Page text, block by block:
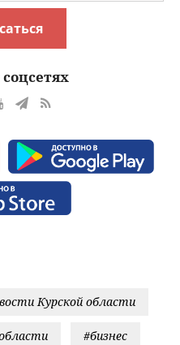
Курской области
#бизнес